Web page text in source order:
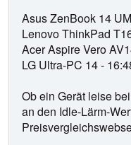
Asus ZenBook 14
Lenovo ThinkPad
Acer Aspire Vero
LG Ultra-PC 14 -
Ob ein Gerät leise
an den Idle-Lärm-